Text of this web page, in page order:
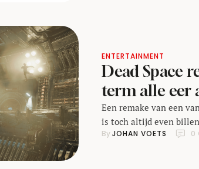
ENTERTAINMENT
Dead Space
term alle eer
Een remake van een
is toch altijd even
remake? Want geef
By JOHAN VOETS 0